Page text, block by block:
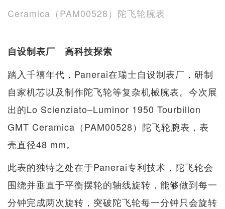
Ceramica（PAM00528）陀飞轮腕表
自设制表厂 高科技探索
踏入千禧年代，Panerai在瑞士自设制表厂，研制
自家机芯以及制作陀飞轮等复杂机械腕表。今次展
出的Lo Scienziato–Luminor 1950 Tourbillon
GMT Ceramica（PAM00528）陀飞轮腕表，表
壳直径48 mm。
此表的独特之处在于Panerai专利技术，陀飞轮会
围绕并垂直于平衡摆轮的轴线旋转，能够做到每一
分钟完成两次旋转，突破陀飞轮每一分钟只会旋转